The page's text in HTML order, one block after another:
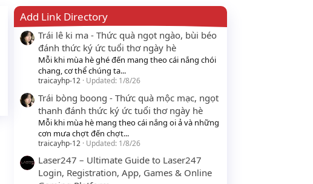
Add Link Directory
Trái lê ki ma - Thức quà ngọt ngào, bùi béo
đánh thức ký ức tuổi thơ ngày hè
Mỗi khi mùa hè ghé đến mang theo cái nắng chói
chang, cơ thể chúng ta...
traicayhp-12 Updated: 1/8/26
Trái bòng boong - Thức quà mộc mạc, ngọt
thanh đánh thức ký ức tuổi thơ ngày hè
Mỗi khi mùa hè mang theo cái nắng oi ả và những
cơn mưa chợt đến chợt...
traicayhp-12 Updated: 1/8/26
Laser247 – Ultimate Guide to Laser247
Login, Registration, App, Games & Online